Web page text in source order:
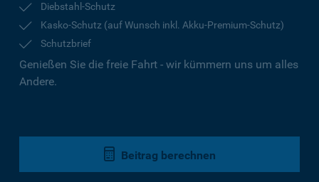
Diebstahl-Schutz
Kasko-Schutz (auf Wunsch inkl. Akku-Premium-Schutz)
Schutzbrief
Genießen Sie die freie Fahrt - wir kümmern uns um alles
Andere.
Beitrag berechnen